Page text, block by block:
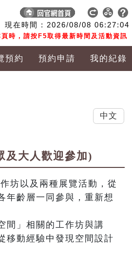
現在時間 : 2026/08/08 06:27:05
時，請按F5取得最新時間及活動資訊
預約 預約申請 我的紀錄
及大人歡迎參加)
坊以及兩種展覽活動，從
年齡層一同參與，重新想
間」相關的工作坊與講
移動經驗中發現空間設計